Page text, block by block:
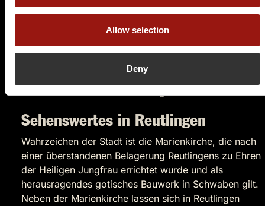
Allow selection
Deny
Reutlingen zur freien Reichsstadt, die autonom agierte
Römischen Reiches unterstellt war.
Im Zuge der Napoleonischen Kriege büßte die
Reichstadt ihre Selbstständigkeit aufgrund finanzieller
Engpässe und administrativer Mängel ein und ging
Sehenswertes in Reutlingen
Wahrzeichen der Stadt ist die Marienkirche, die nach
einer überstandenen Belagerung Reutlingens zu Ehren
der Heiligen Jungfrau errichtet wurde und als
herausragendes gotisches Bauwerk in Schwaben gilt.
Neben der Marienkirche lassen sich in Reutlingen